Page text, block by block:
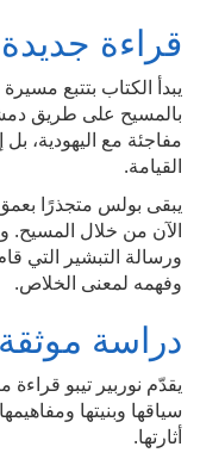
قراءة
يبدأ الكتاب بتتبع
بالمسيح على طريق
مفاجئة مع اليهودية،
القيامة.
يبقى بولس متجذرًا
الآن من خلال المسيح.
ورسالة التبشير التي
وفهمه لمعنى الخلاص.
دراسة
يقدّم نوربير تيبو
سياقها وبنيتها
أثارتها.